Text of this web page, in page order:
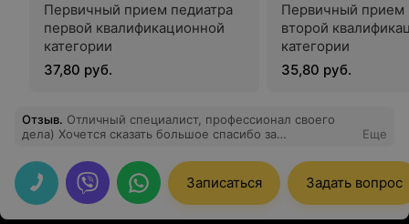
Первичный прием педиатра
первой квалификационной
категории
37,80 руб.
Первичный прием
второй
категории
35,80 руб.
Отзыв. Отличный специалист, профессионал своего
дела) Хочется сказать большое спасибо за
задачу. Практически наш семейный доктор)),
Еще
Записаться Задать вопрос